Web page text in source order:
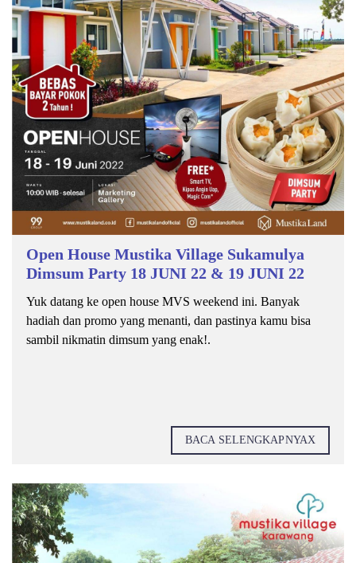
Open House Mustika Village Sukamulya
Dimsum Party 18 JUNI 22 & 19 JUNI 22
Yuk datang ke open house MVS weekend ini. Banyak
hadiah dan promo yang menanti, dan pastinya kamu bisa
sambil nikmatin dimsum yang enak!.
BACA SELENGKAPNYAX